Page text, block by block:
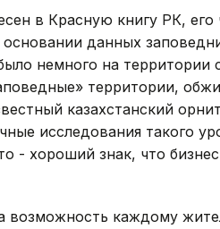
в Красную книгу РК, его
данных
немного на территории
территории,
казахстанский
исследования такого
- хороший знак, что
возможность каждому